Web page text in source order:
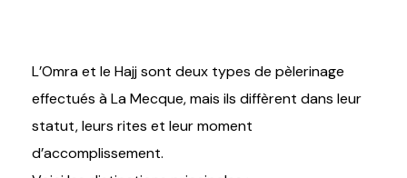
L’Omra et le Hajj sont deux types de pèlerinage
effectués à La Mecque, mais ils diffèrent dans leur
statut, leurs rites et leur moment
d’accomplissement.